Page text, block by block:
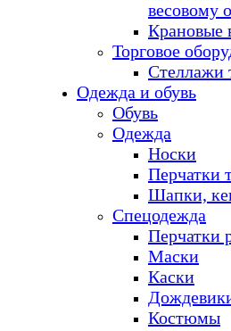
весовому
Крановые
Торговое
Стеллажи
Одежда и обувь
Обувь
Одежда
Носки
Перчатки
Шапки,
Спецодежда
Перчатки
Маски
Каски
Костюмы